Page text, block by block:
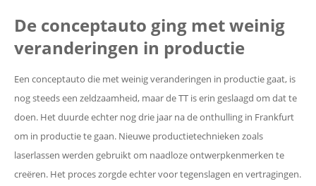
De conceptauto ging met weinig
veranderingen in productie
Een conceptauto die met weinig veranderingen in productie gaat, is
nog steeds een zeldzaamheid, maar de TT is erin geslaagd om dat te
doen. Het duurde echter nog drie jaar na de onthulling in Frankfurt
om in productie te gaan. Nieuwe productietechnieken zoals
laserlassen werden gebruikt om naadloze ontwerpkenmerken te
creëren. Het proces zorgde echter voor tegenslagen en vertragingen.